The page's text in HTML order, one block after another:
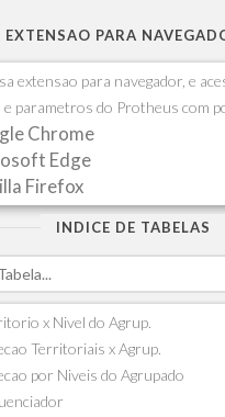
EXTENSAO PARA
extensao para navegador, e
e parametros do Protheus com
Chrome
Edge
Firefox
INDICE DE TABELAS
x Nivel do Agrup.
Territoriais x Agrup.
por Niveis do Agrupado